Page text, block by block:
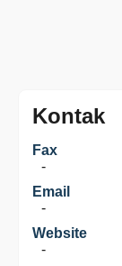
Kontak
Fax
-
Email
-
Website
-